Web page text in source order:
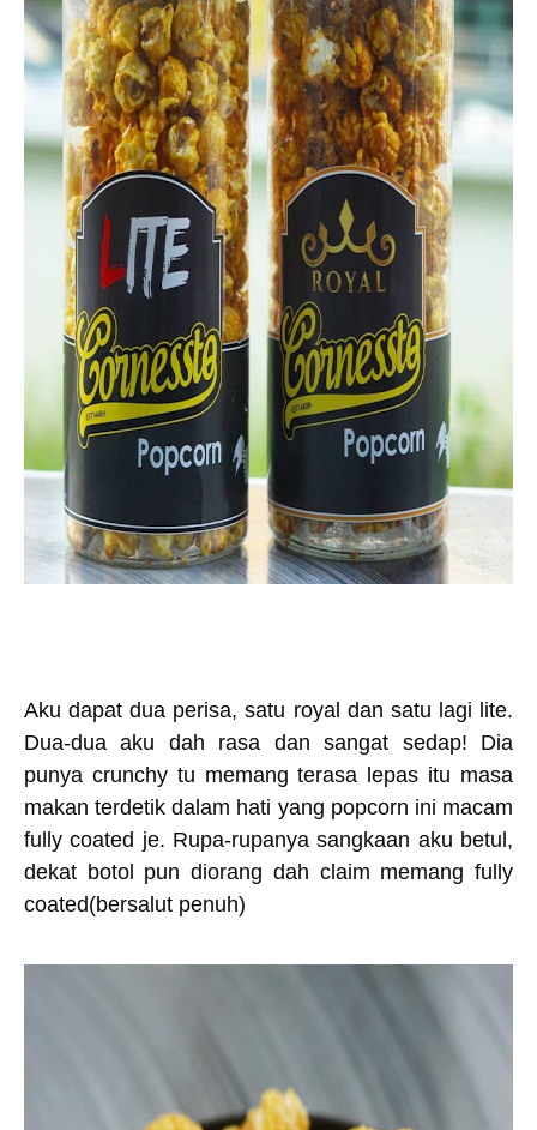
Aku dapat dua perisa, satu royal dan satu lagi lite.
Dua-dua aku dah rasa dan sangat sedap! Dia
punya crunchy tu memang terasa lepas itu masa
makan terdetik dalam hati yang popcorn ini macam
fully coated je. Rupa-rupanya sangkaan aku betul,
dekat botol pun diorang dah claim memang fully
coated(bersalut penuh)